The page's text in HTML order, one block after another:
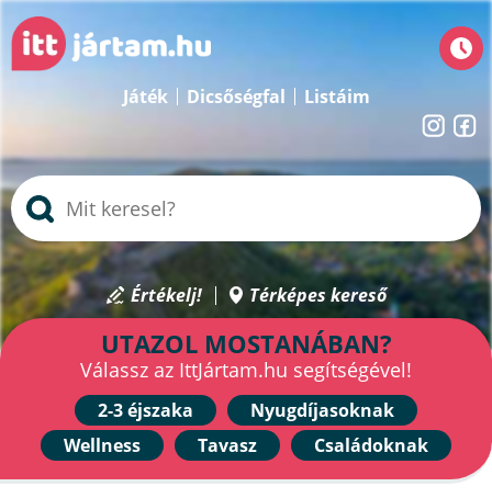
Játék Dicsőségfal Listáim
Értékelj! Térképes kereső
UTAZOL MOSTANÁBAN?
Válassz az IttJártam.hu segítségével!
2-3 éjszaka
Nyugdíjasoknak
Wellness
Tavasz Családoknak